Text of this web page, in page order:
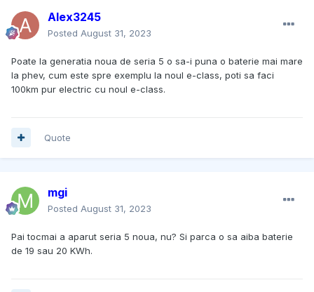
Alex3245
Posted August 31, 2023
Poate la generatia noua de seria 5 o sa-i puna o baterie mai mare
la phev, cum este spre exemplu la noul e-class, poti sa faci
100km pur electric cu noul e-class.
Quote
mgi
Posted August 31, 2023
Pai tocmai a aparut seria 5 noua, nu? Si parca o sa aiba baterie
de 19 sau 20 KWh.